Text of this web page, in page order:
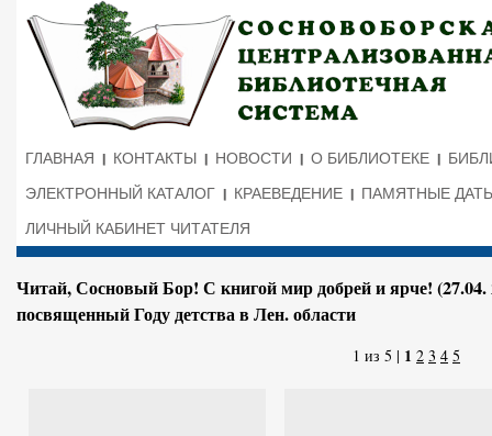
ГЛАВНАЯ КОНТАКТЫ НОВОСТИ О БИБЛИОТЕКЕ
ЭЛЕКТРОННЫЙ КАТАЛОГ
КРАЕВЕДЕНИЕ
ПАМЯТНЫЕ
ЛИЧНЫЙ КАБИНЕТ ЧИТАТЕЛЯ
Читай, Сосновый Бор! С книгой мир добрей и ярче! (27.04.
посвященный Году детства в Лен. области
1 из 5 | 1 2 3 4 5